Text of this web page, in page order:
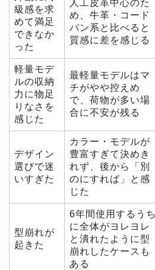
級感を求
めて満足
できなか
った
人工皮革中心のた
め、牛革・コード
バン系と比べると
質感に差を感じる
軽量モデ
ルの収納
力に物足
りなさを
感じた
最軽量モデルはマ
チがやや控えめ
で、荷物が多い場
合に不安が残る
デザイン
選びで迷
いすぎた
カラー・モデルが
豊富すぎて決めき
れず、後から「別
のにすれば」と感
じた
型崩れが
起きた
6年間使用するうち
に全体がヨレヨレ
と潰れたように型
崩れしたケースも
ある